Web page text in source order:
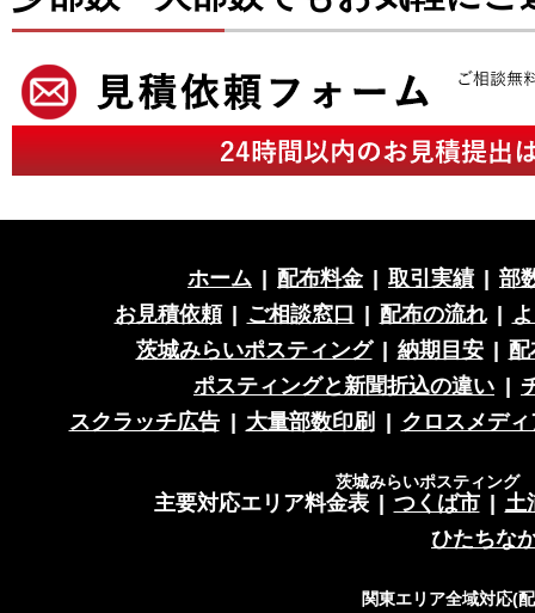
ホーム 配布料金 取引実績
部
お見積依頼
ご相談窓口 配布の流れ
茨城みらいポスティング
納期目安
ポスティングと新聞折込の違い
スクラッチ広告
大量部数印刷 クロスメディ
茨城みらいポスティング
主要対応エリア料金表 つくば市
土
ひたちな
関東エリア全域対応(